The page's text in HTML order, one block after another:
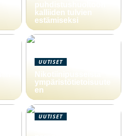
puhdistushuoltoon
kalliiden tulvien
estämiseksi
UUTISET
Nikotiinipusseista
ympäristötietoisuute
en
UUTISET